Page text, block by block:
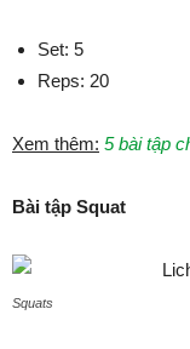
Set: 5
Reps: 20
Xem thêm: 5 bài tập
Bài tập Squat
Squats